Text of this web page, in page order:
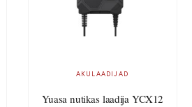
AKULAADIJAD
Yuasa nutikas laadija YCX12